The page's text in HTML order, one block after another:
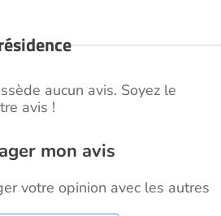
aucun avis. Soyez le
avis !
mon avis
votre opinion avec les autres